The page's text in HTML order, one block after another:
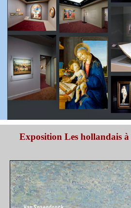
Exposition Les hollandais à